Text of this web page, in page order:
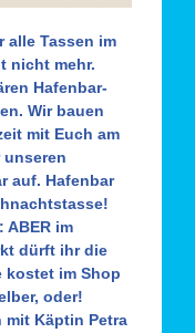
alle Tassen im
nicht mehr.
Hafenbar-
Wir bauen
mit Euch am
unseren
auf. Hafenbar
ABER im
dürft ihr die
kostet im Shop
oder!
Käptin Petra